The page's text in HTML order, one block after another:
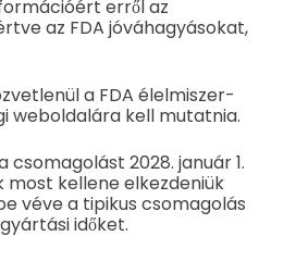
erről az
az FDA jóváhagyásokat,
a FDA élelmiszer-
weboldalára kell mutatnia.
csomagolást 2028. január 1.
most kellene elkezdeniük
véve a tipikus csomagolás
időket.